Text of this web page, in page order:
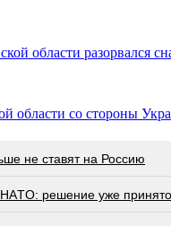
области разорвался
области со стороны
не ставят на Россию
рeшeниe ужe принятo